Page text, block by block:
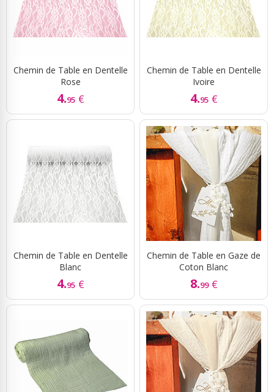
Chemin de Table en Dentelle
Rose
4.95 €
Chemin de Table en Dentelle
Ivoire
4.95 €
Chemin de Table en Dentelle
Blanc
4.95 €
Chemin de Table en Gaze de
Coton Blanc
8.99 €